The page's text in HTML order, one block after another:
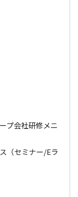
プ会社研修メニ
（セミナー/Eラ